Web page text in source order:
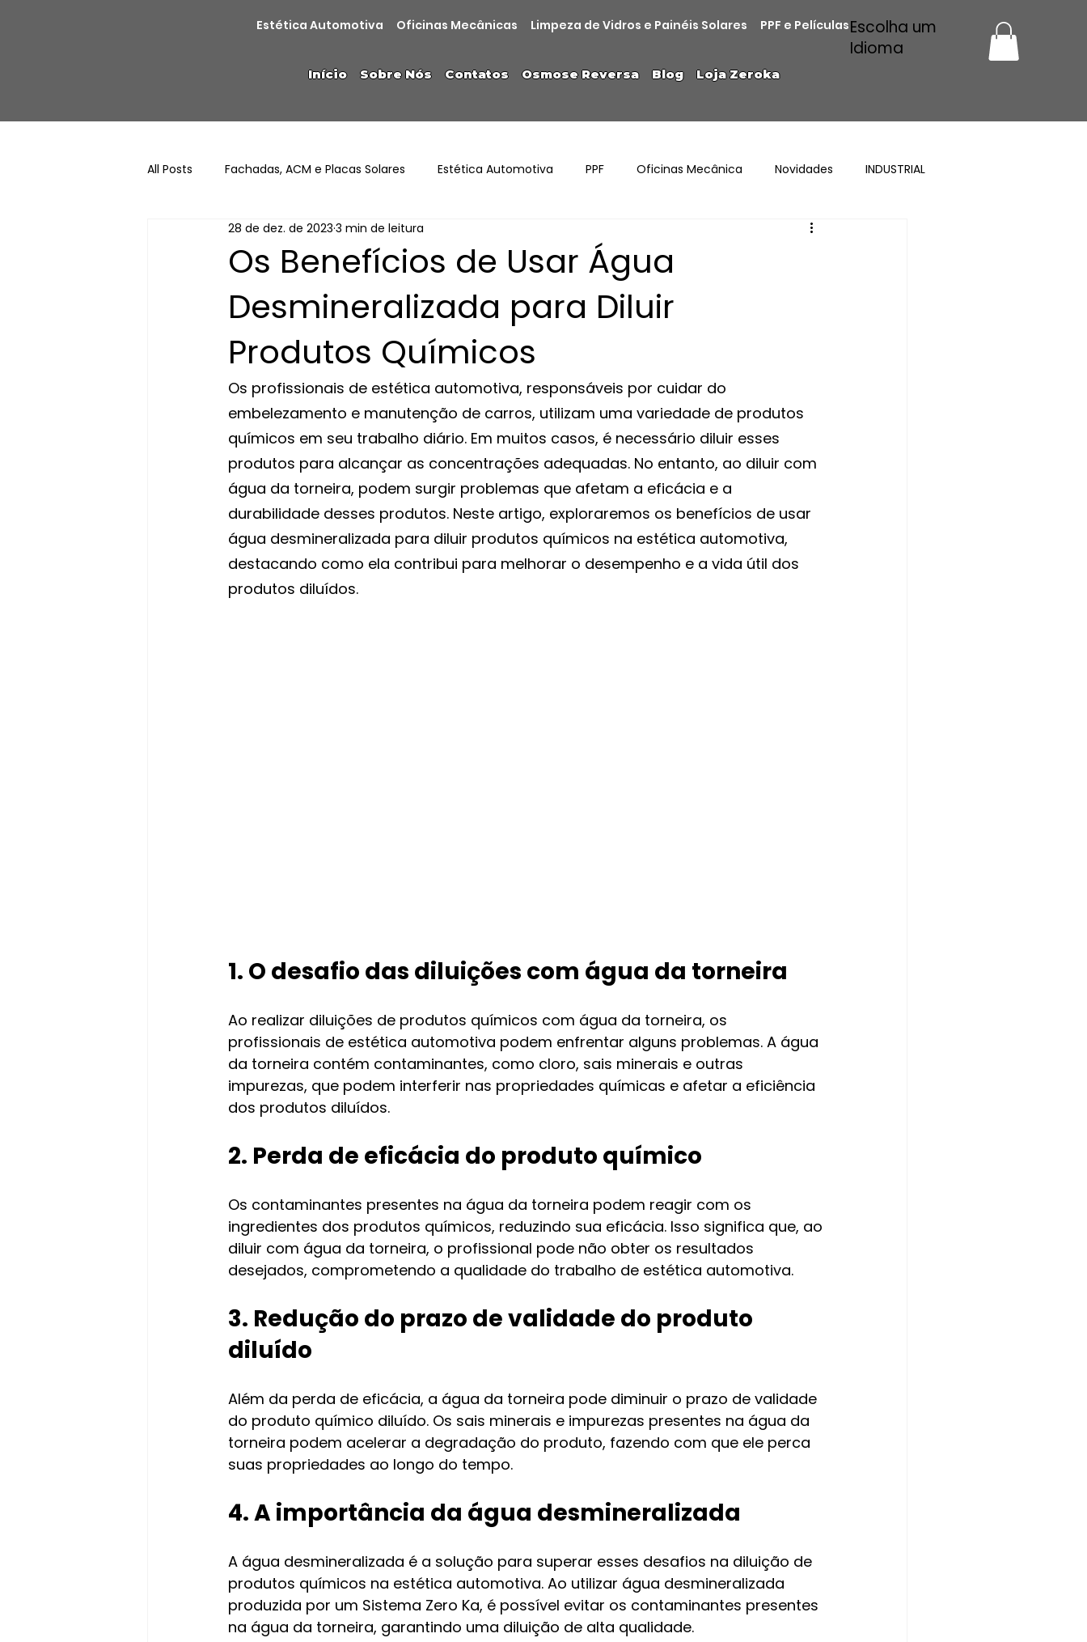
Estética Automotiva Oficinas Mecânicas Limpeza de Vidros e Painéis Solares PPF e PelículasEscolha um
Idioma
Início Sobre Nós Contatos Osmose Reversa Blog Loja Zeroka
All Posts Fachadas, ACM e Placas Solares Estética Automotiva PPF Oficinas Mecânica Novidades INDUSTRIAL
Os Benefícios de Usar Água
Desmineralizada para Diluir
Produtos Químicos
28 de dez. de 2023 3 min de leitura
Os profissionais de estética automotiva, responsáveis por cuidar do
embelezamento e manutenção de carros, utilizam uma variedade de produtos
químicos em seu trabalho diário. Em muitos casos, é necessário diluir esses
produtos para alcançar as concentrações adequadas. No entanto, ao diluir com
água da torneira, podem surgir problemas que afetam a eficácia e a
durabilidade desses produtos. Neste artigo, exploraremos os benefícios de usar
água desmineralizada para diluir produtos químicos na estética automotiva,
destacando como ela contribui para melhorar o desempenho e a vida útil dos
produtos diluídos.
1. O desafio das diluições com água da torneira
Ao realizar diluições de produtos químicos com água da torneira, os
profissionais de estética automotiva podem enfrentar alguns problemas. A água
da torneira contém contaminantes, como cloro, sais minerais e outras
impurezas, que podem interferir nas propriedades químicas e afetar a eficiência
dos produtos diluídos.
2. Perda de eficácia do produto químico
Os contaminantes presentes na água da torneira podem reagir com os
ingredientes dos produtos químicos, reduzindo sua eficácia. Isso significa que, ao
diluir com água da torneira, o profissional pode não obter os resultados
desejados, comprometendo a qualidade do trabalho de estética automotiva.
3. Redução do prazo de validade do produto
diluído
Além da perda de eficácia, a água da torneira pode diminuir o prazo de validade
do produto químico diluído. Os sais minerais e impurezas presentes na água da
torneira podem acelerar a degradação do produto, fazendo com que ele perca
suas propriedades ao longo do tempo.
4. A importância da água desmineralizada
A água desmineralizada é a solução para superar esses desafios na diluição de
produtos químicos na estética automotiva. Ao utilizar água desmineralizada
produzida por um Sistema Zero Ka, é possível evitar os contaminantes presentes
na água da torneira, garantindo uma diluição de alta qualidade.